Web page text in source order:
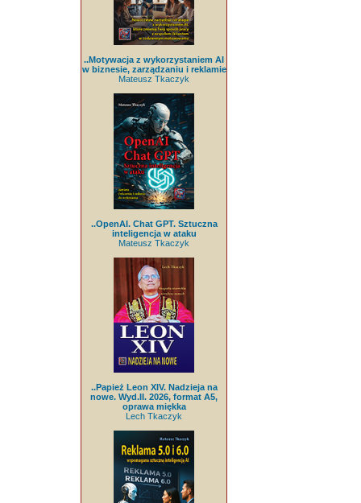
..Motywacja z wykorzystaniem AI
w biznesie, zarządzaniu i reklamie
Mateusz Tkaczyk
..OpenAI. Chat GPT. Sztuczna
inteligencja w ataku
Mateusz Tkaczyk
..Papież Leon XIV. Nadzieja na
nowe. Wyd.II. 2026, format A5,
oprawa miękka
Lech Tkaczyk